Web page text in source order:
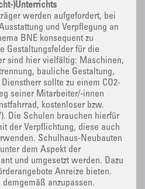
)Unterrichts
werden aufgefordert, bei
und Verpflegung an
BNE konsequent zu
Gestaltungsfelder für die
sind hier vielfältig: Maschinen,
bauliche Gestaltung,
sollte zu einem CO2-
seiner Mitarbeiter/-innen
kostenloser bzw.
Die Schulen brauchen hierfür
der Verpflichtung, diese auch
Schulhaus-Neubauten
dem Aspekt der
und umgesetzt werden. Dazu
Anreize bieten.
anzupassen.